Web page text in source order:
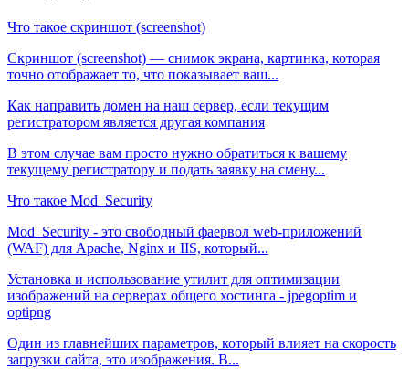
Что такое скриншот (screenshot)
Скриншот (screenshot) — снимок экрана, картинка, которая
точно отображает то, что показывает ваш...
Как направить домен на наш сервер, если текущим
регистратором является другая компания
В этом случае вам просто нужно обратиться к вашему
текущему регистратору и подать заявку на смену...
Что такое Mod_Security
Mod_Security - это свободный фаервол web-приложений
(WAF) для Apache, Nginx и IIS, который...
Установка и использование утилит для оптимизации
изображений на серверах общего хостинга - jpegoptim и
optipng
Один из главнейших параметров, который влияет на скорость
загрузки сайта, это изображения. В...